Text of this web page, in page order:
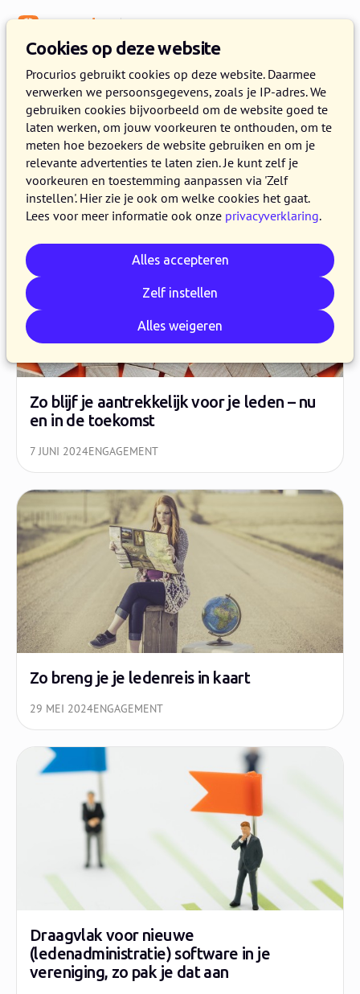
Cookies op deze website
Procurios gebruikt cookies op deze website. Daarmee
verwerken we persoonsgegevens, zoals je IP-adres. We
gebruiken cookies bijvoorbeeld om de website goed te
laten werken, om jouw voorkeuren te onthouden, om te
meten hoe bezoekers de website gebruiken en om je
relevante advertenties te laten zien. Je kunt zelf je
voorkeuren en toestemming aanpassen via 'Zelf
instellen'. Hier zie je ook om welke cookies het gaat.
Lees voor meer informatie ook onze privacyverklaring.
Alles accepteren
Zelf instellen
Alles weigeren
WEBLOG
Artikelen door
Zo blijf je aantrekkelijk voor je leden – nu
en in de toekomst
7 JUNI 2024ENGAGEMENT
Zo breng je je ledenreis in kaart
29 MEI 2024ENGAGEMENT
Draagvlak voor nieuwe
(ledenadministratie) software in je
vereniging, zo pak je dat aan